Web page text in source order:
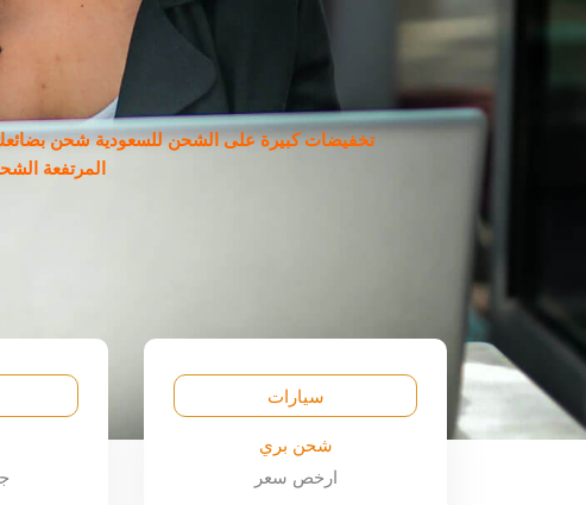
تخفيضات كبيرة على الشحن للسعودية شحن
المرتفعة
سيارات
شحن بري
ارخص سعر